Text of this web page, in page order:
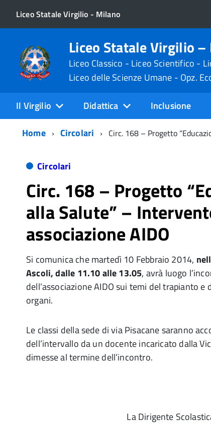
Liceo Statale Virgilio - Milano
Liceo Statale Virgilio
Liceo Classico - Liceo Scientifico -
Liceo delle Scienze Umane - Opz.
Il Virgilio Didattica Inclusione
Home
Circolari Circ. 168 – Progetto
Circolari
Circ. 168 – Progetto
alla Salute” –
associazione AIDO
Si comunica che martedì 10 Febbraio 2014,
Ascoli, dalle 11.10 alle 13.05, avrà luogo
dell’associazione AIDO sui temi del trapianto e
organi.
Le classi della sede di via Pisacane saranno
dell’intervallo da un docente incaricato dalla
dimesse al termine dell’incontro.
La Dirigente